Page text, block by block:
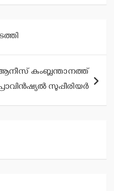
ആനീസ് കുംബ്ലന്താനത്ത്
സുപ്പീരിയര്‍